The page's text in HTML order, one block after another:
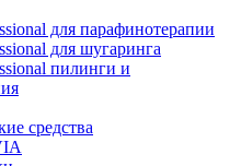
для парафинотерапии
для шугаринга
пилинги и
средства